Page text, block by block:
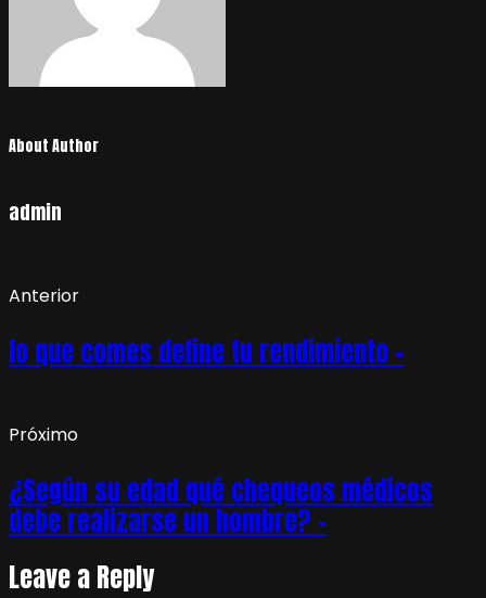
About Author
admin
Anterior
lo que comes define tu rendimiento –
Próximo
¿Según su edad qué chequeos médicos
debe realizarse un hombre? –
Leave a Reply